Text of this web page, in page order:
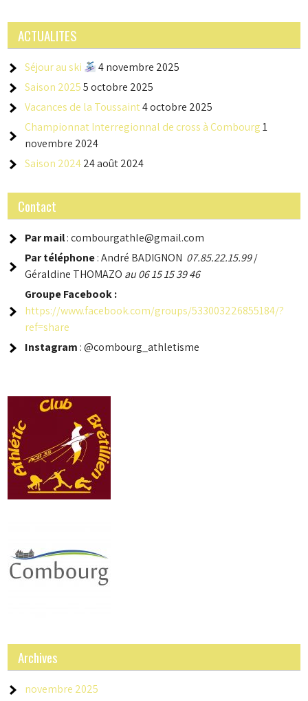
ACTUALITES
Séjour au ski
4 novembre 2025
Saison 2025 5 octobre 2025
Vacances de la Toussaint4 octobre 2025
Championnat Interregionnal de cross à Combourg 1
novembre 2024
Saison 202424 août 2024
Contact
Par mail: combourgathle@gmail.com
Par téléphone: André BADIGNON 07.85.22.15.99/
Géraldine THOMAZO au 06 15 15 39 46
GroupeFacebook :
https://www.facebook.com/groups/533003226855184/?
ref=share
Instagram : @combourg_athletisme
Archives
novembre 2025